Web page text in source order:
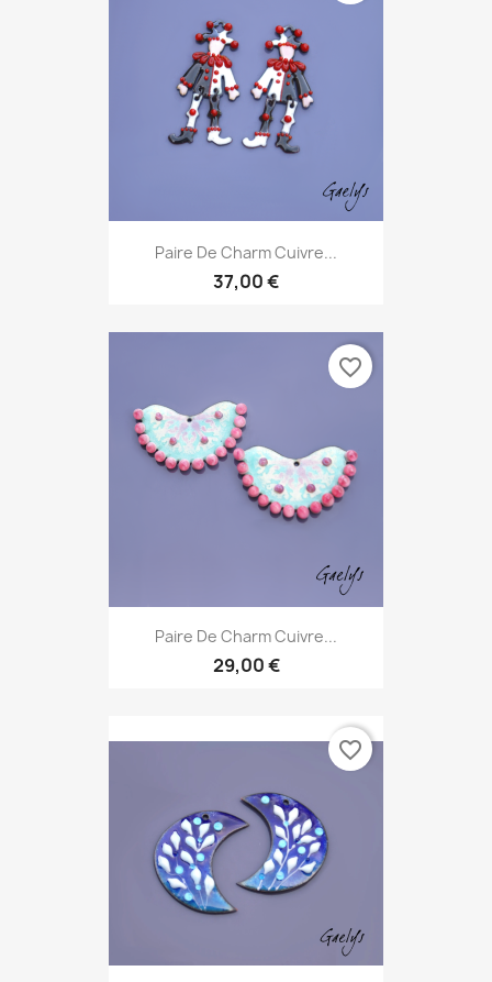
Paire De Charm Cuivre...
37,00 €
Paire De Charm Cuivre...
29,00 €
favorite_border
favorite_border